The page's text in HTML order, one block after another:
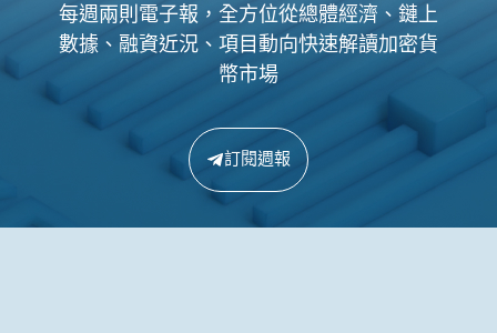
每週兩則電子報，全方位從總體經濟、鏈上
數據、融資近況、項目動向快速解讀加密貨
幣市場
訂閱週報